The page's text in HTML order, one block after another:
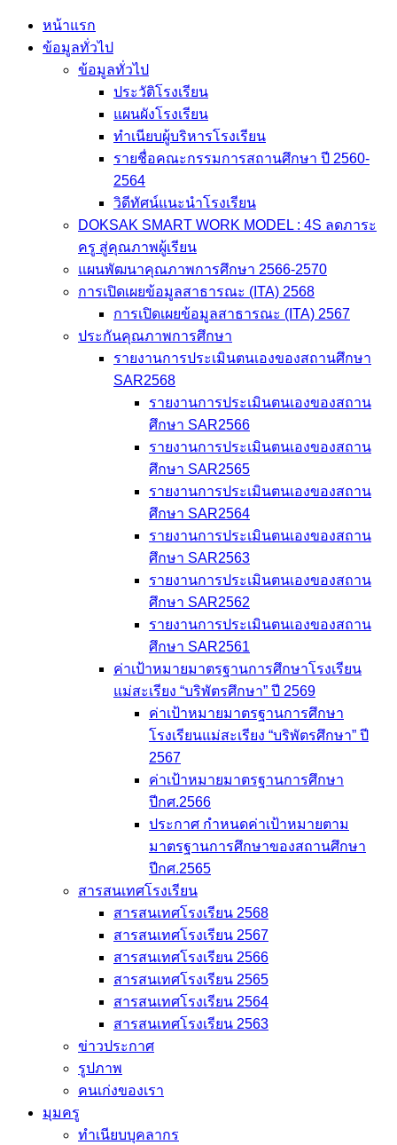
Skip
หน้าแรก
ข้อมูลทั่วไป
ข้อมูลทั่วไป
ประวัติโรงเรียน
แผนผังโรงเรียน
ทำเนียบผู้บริหารโรงเรียน
รายชื่อคณะกรรมการสถานศึกษา ปี 2560-
2564
วิดีทัศน์แนะนำโรงเรียน
DOKSAK SMART WORK MODEL : 4S ลดภาระ
ครู สู่คุณภาพผู้เรียน
แผนพัฒนาคุณภาพการศึกษา 2566-2570
การเปิดเผยข้อมูลสาธารณะ (ITA) 2568
การเปิดเผยข้อมูลสาธารณะ (ITA) 2567
ประกันคุณภาพการศึกษา
รายงานการประเมินตนเองของสถานศึกษา
SAR2568
รายงานการประเมินตนเองของสถาน
ศึกษา SAR2566
รายงานการประเมินตนเองของสถาน
ศึกษา SAR2565
รายงานการประเมินตนเองของสถาน
ศึกษา SAR2564
รายงานการประเมินตนเองของสถาน
ศึกษา SAR2563
รายงานการประเมินตนเองของสถาน
ศึกษา SAR2562
รายงานการประเมินตนเองของสถาน
ศึกษา SAR2561
ค่าเป้าหมายมาตรฐานการศึกษาโรงเรียน
แม่สะเรียง “บริพัตรศึกษา” ปี 2569
ค่าเป้าหมายมาตรฐานการศึกษา
โรงเรียนแม่สะเรียง “บริพัตรศึกษา” ปี
2567
ค่าเป้าหมายมาตรฐานการศึกษา
ปีกศ.2566
ประกาศ กำหนดค่าเป้าหมายตาม
มาตรฐานการศึกษาของสถานศึกษา
ปีกศ.2565
สารสนเทศโรงเรียน
สารสนเทศโรงเรียน 2568
สารสนเทศโรงเรียน 2567
สารสนเทศโรงเรียน 2566
สารสนเทศโรงเรียน 2565
สารสนเทศโรงเรียน 2564
สารสนเทศโรงเรียน 2563
ข่าวประกาศ
รูปภาพ
คนเก่งของเรา
มุมครู
ทำเนียบบุคลากร